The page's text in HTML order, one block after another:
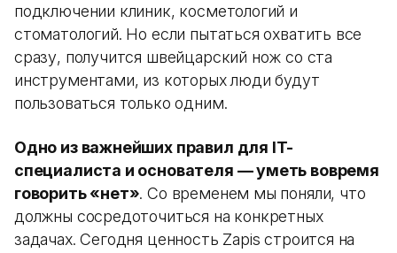
подключении клиник, косметологий и
стоматологий. Но если пытаться охватить все
сразу, получится швейцарский нож со ста
инструментами, из которых люди будут
пользоваться только одним.
Одно из важнейших правил для IT-
специалиста и основателя — уметь вовремя
говорить «нет». Со временем мы поняли, что
должны сосредоточиться на конкретных
задачах. Сегодня ценность Zapis строится на